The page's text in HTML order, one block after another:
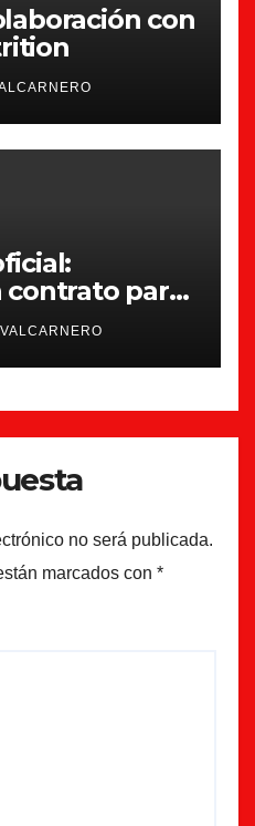
con
contrato para
no será publicada.
marcados con *